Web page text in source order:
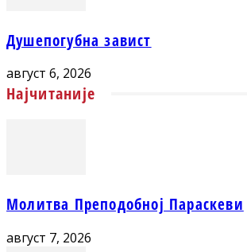
Душепогубна завист
август 6, 2026
Најчитаније
Молитва Преподобној Параскеви
август 7, 2026